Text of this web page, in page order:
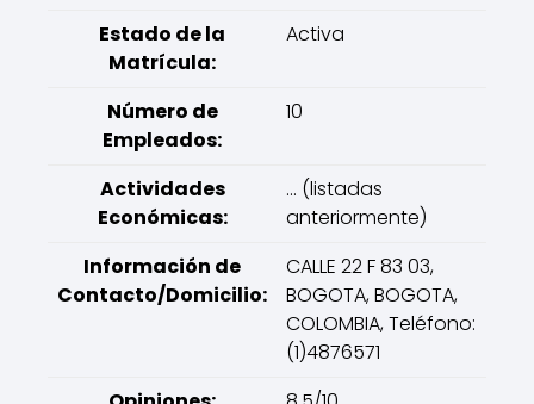
Estado de la
Matrícula:
Activa
Número de
Empleados:
10
Actividades
Económicas:
... (listadas
anteriormente)
Información de
Contacto/Domicilio:
CALLE 22 F 83 03,
BOGOTA, BOGOTA,
COLOMBIA, Teléfono:
(1)4876571